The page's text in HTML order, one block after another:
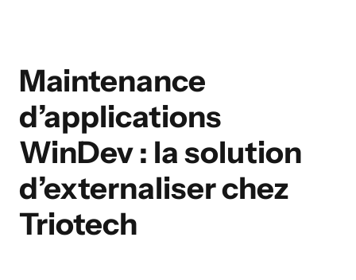
Maintenance
d’applications
WinDev : la solution
d’externaliser chez
Triotech